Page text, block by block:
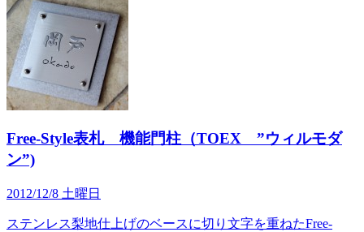
Free-Style表札 機能門柱（TOEX ”ウィルモダ
ン”)
2012/12/8 土曜日
ステンレス梨地仕上げのベースに切り文字を重ねたFree-